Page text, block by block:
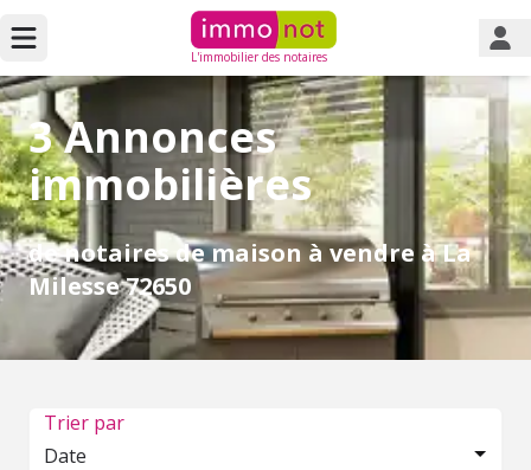
L'immobilier des notaires
3 Annonces
immobilières
de notaires de maison à vendre à La
Milesse 72650
Trier par
Date